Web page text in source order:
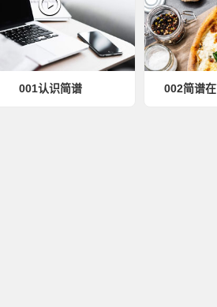
001认识简谱 002简谱